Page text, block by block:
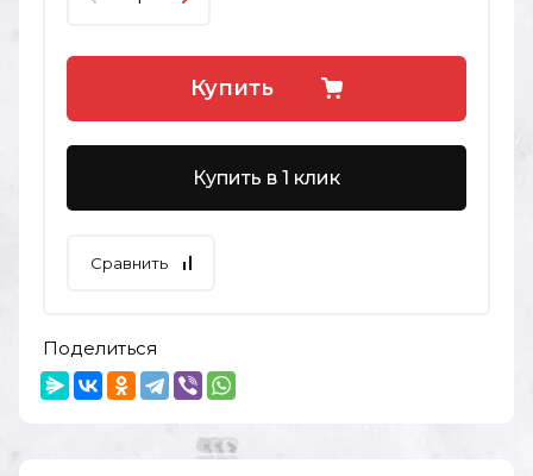
Купить
Купить в 1 клик
Сравнить
Поделиться